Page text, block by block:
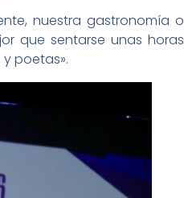
nuestra gastronomía o
que sentarse unas horas
poetas».